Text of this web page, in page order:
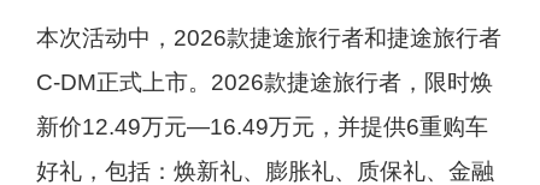
本次活动中，2026款捷途旅行者和捷途旅行者
C-DM正式上市。2026款捷途旅行者，限时焕
新价12.49万元—16.49万元，并提供6重购车
好礼，包括：焕新礼、膨胀礼、质保礼、金融